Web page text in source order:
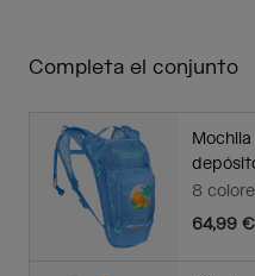
Completa el conjunto
8
64,99 €